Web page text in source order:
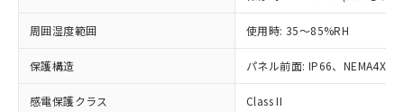
周囲湿度範囲 使用時: 35～85%RH
保護構造 パネル前面: IP66、NEMA4X,
感電保護クラス Class II
在庫状況および標準価格結果を当社の
事前の承諾なく第三者に漏洩または開
示しないようお願いします。
マイパーツ機能（部品リスト作成サー
ビス）をご利用いただくには、I-Web
メンバーズにご登録されている必要が
※2 対応予定月
部品在庫の切り替え状況などにより、予定
月が前後することがあります。
準値以下であることを示します。
「10」：通常の使用状況下において有害物
質が外部に漏えいし、環境に深刻な影響を
及ぼさない年数を意味します。
当社は、貴社製品を第三者に販売する
場合は、上記1、2および3の内容を当
該第三者に通知します。また当社は、
販売先および販売に係わる関係者が違
法に輸出するおそれがある場合は、取
り引きをいたしません。
機器販売店・当社販売員にご確
受注生産機種、また在庫状況の
情報を公開していない機種